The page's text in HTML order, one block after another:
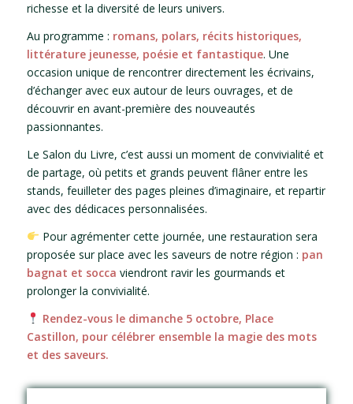
richesse et la diversité de leurs univers.
Au programme : romans, polars, récits historiques,
littérature jeunesse, poésie et fantastique. Une
occasion unique de rencontrer directement les écrivains,
d’échanger avec eux autour de leurs ouvrages, et de
découvrir en avant-première des nouveautés
passionnantes.
Le Salon du Livre, c’est aussi un moment de convivialité et
de partage, où petits et grands peuvent flâner entre les
stands, feuilleter des pages pleines d’imaginaire, et repartir
avec des dédicaces personnalisées.
Pour agrémenter cette journée, une restauration sera
proposée sur place avec les saveurs de notre région : pan
bagnat et socca viendront ravir les gourmands et
prolonger la convivialité.
Rendez-vous le dimanche 5 octobre, Place
Castillon, pour célébrer ensemble la magie des mots
et des saveurs.